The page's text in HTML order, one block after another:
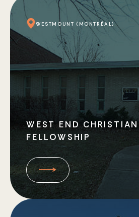
WESTMOUNT (MONTRÉAL)
WEST END CHRISTIAN
FELLOWSHIP